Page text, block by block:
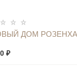
ДОМ
₽
КУПИТЬ